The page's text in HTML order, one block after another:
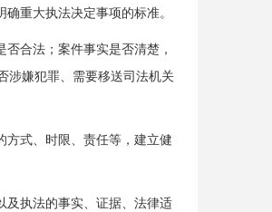
重大执法决定事项的标准。
合法；案件事实是否清楚，
涉嫌犯罪、需要移送司法机关
式、时限、责任等，建立健
及执法的事实、证据、法律适